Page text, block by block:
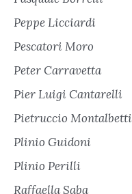
Peppe Licciardi
Pescatori Moro
Peter Carravetta
Pier Luigi Cantarelli
Pietruccio Montalbetti
Plinio Guidoni
Plinio Perilli
Raffaella Saba